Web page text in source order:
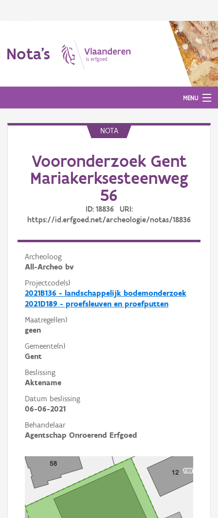
Nota's
MENU
Aanmelden
NOTA
Vooronderzoek Gent
Mariakerksesteenweg
56
ID: 18836 URI:
https://id.erfgoed.net/archeologie/notas/18836
Archeoloog
All-Archeo bv
Projectcode(s)
2021B136 - landschappelijk bodemonderzoek
2021D189 - proefsleuven en proefputten
Maatregel(en)
geen
Gemeente(n)
Gent
Beslissing
Aktename
Datum beslissing
06-06-2021
Behandelaar
Agentschap Onroerend Erfgoed